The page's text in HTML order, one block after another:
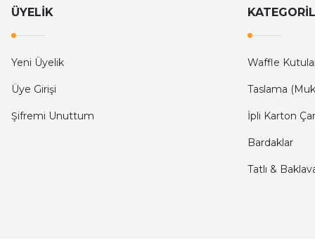
ÜYELİK
Yeni Üyelik
Üye Girişi
Şifremi Unuttum
Waffle
Taslama
İpli Karton
Bardaklar
Tatlı &